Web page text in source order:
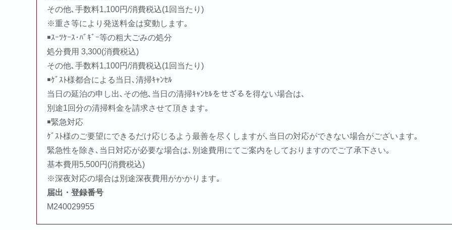
その他､手数料1,100円/消費税込(1回当たり)
※重さ等により発送料金は変動します｡
￭ｽｰﾂｹｰｽ･ﾊﾞｷﾞｰ等の粗大ごみの処分
処分費用 3,300(消費税込)
その他､手数料1,100円/消費税込(1回当たり)
￭ｹﾞｽﾄ様都合による当日､清掃ｷｬﾝｾﾙ
当日の延泊の申し出､その他､当日の清掃ｷｬﾝｾﾙをせざるを得ない場合は､
別途1回分の清掃料金を請求させて頂きます｡
￭緊急対応
ｹﾞｽﾄ様のご要望にできるだけ応じるよう最善を尽くしますが､当日の対応ができない場合がございます｡
緊急性を除き､当日対応が必要な場合は､別途費用にてご案内をしておりますのでご了承下さい｡
基本費用5,500円(消費税込)
※深夜対応の場合は別途深夜費用がかかります｡
届出・登録番号
M240029955